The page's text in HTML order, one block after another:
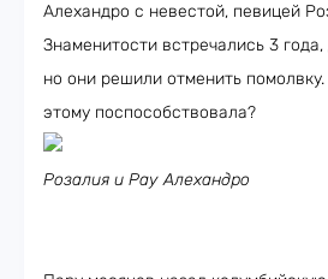
Алехандро с невестой, певицей
Знаменитости встречались 3
но они решили отменить
этому поспособствовала?
Розалия и Рау Алехандро